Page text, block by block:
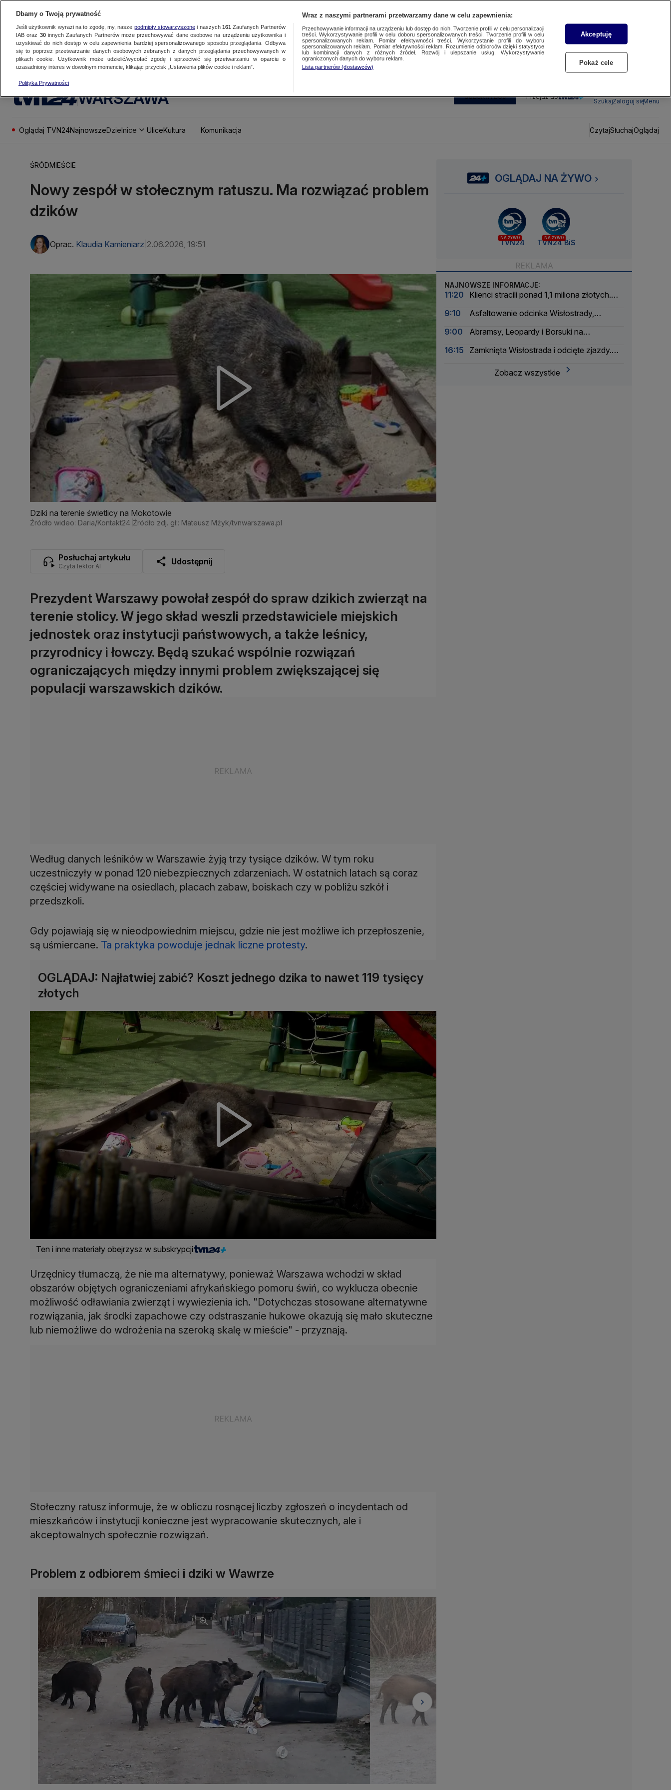
WARSZAWA SUBSKRYBUJ Przejdź do
SzukajZaloguj sięMenu
Oglądaj TVN24NajnowszeDzielnice UliceKultura Komunikacja CzytajSłuchajOglądaj
ŚRÓDMIEŚCIE
Nowy zespół w stołecznym ratuszu. Ma rozwiązać problem
dzików
Oprac. Klaudia Kamieniarz 2.06.2026, 19:51
Dziki na terenie świetlicy na Mokotowie
Źródło wideo: Daria/Kontakt24 Źródło zdj. gł.: Mateusz Mżyk/tvnwarszawa.pl
Posłuchaj artykułu
Czyta lektor AI Udostępnij
Prezydent Warszawy powołał zespół do spraw dzikich zwierząt na
terenie stolicy. W jego skład weszli przedstawiciele miejskich
jednostek oraz instytucji państwowych, a także leśnicy,
przyrodnicy i łowczy. Będą szukać wspólnie rozwiązań
ograniczających między innymi problem zwiększającej się
populacji warszawskich dzików.
Według danych leśników w Warszawie żyją trzy tysiące dzików. W tym roku
uczestniczyły w ponad 120 niebezpiecznych zdarzeniach. W ostatnich latach są coraz
częściej widywane na osiedlach, placach zabaw, boiskach czy w pobliżu szkół i
przedszkoli.
Gdy pojawiają się w nieodpowiednim miejscu, gdzie nie jest możliwe ich przepłoszenie,
są uśmiercane. Ta praktyka powoduje jednak liczne protesty.
OGLĄDAJ: Najłatwiej zabić? Koszt jednego dzika to nawet 119 tysięcy
złotych
Ten i inne materiały obejrzysz w subskrypcji
Urzędnicy tłumaczą, że nie ma alternatywy, ponieważ Warszawa wchodzi w skład
obszarów objętych ograniczeniami afrykańskiego pomoru świń, co wyklucza obecnie
możliwość odławiania zwierząt i wywiezienia ich. "Dotychczas stosowane alternatywne
rozwiązania, jak środki zapachowe czy odstraszanie hukowe okazują się mało skuteczne
lub niemożliwe do wdrożenia na szeroką skalę w mieście" - przyznają.
Stołeczny ratusz informuje, że w obliczu rosnącej liczby zgłoszeń o incydentach od
mieszkańców i instytucji konieczne jest wypracowanie skutecznych, ale i
akceptowalnych społecznie rozwiązań.
Problem z odbiorem śmieci i dziki w Wawrze
OGLĄDAJ NA ŻYWO
NA ŻYWO
TVN24
NA ŻYWO
TVN24 BiS
NAJNOWSZE INFORMACJE:
11:20
Klienci stracili ponad 1,1 miliona złotych.
9:10
Asfaltowanie odcinka Wisłostrady,
9:00
Abramsy, Leopardy i Borsuki na
16:15
Zamknięta Wisłostrada i odcięte zjazdy.
Zobacz wszystkie
Dbamy o Twoją prywatność
Jeśli użytkownik wyrazi na to zgodę, my, nasze podmioty stowarzyszonei naszych 161 Zaufanych Partnerów
IAB oraz 30innych Zaufanych Partnerów może przechowywać dane osobowe na urządzeniu użytkownika i
uzyskiwać do nich dostęp w celu zapewnienia bardziej spersonalizowanego sposobu przeglądania. Odbywa
się to poprzez przetwarzanie danych osobowych zebranych z danych przeglądania przechowywanych w
plikach cookie. Użytkownik może udzielić/wycofać zgodę i sprzeciwić się przetwarzaniu w oparciu o
uzasadniony interes w dowolnym momencie, klikając przycisk „Ustawienia plików cookie i reklam”.
Polityka Prywatności
Wraz z naszymi partnerami przetwarzamy dane w celu zapewnienia:
Przechowywanie informacji na urządzeniu lub dostęp do nich. Tworzenie profili w celu personalizacji
treści. Wykorzystywanie profili w celu doboru spersonalizowanych treści. Tworzenie profili w celu
spersonalizowanych reklam. Pomiar efektywności treści. Wykorzystanie profili do wyboru
spersonalizowanych reklam. Pomiar efektywności reklam. Rozumienie odbiorców dzięki statystyce
lub kombinacji danych z różnych źródeł. Rozwój i ulepszanie usług. Wykorzystywanie
ograniczonych danych do wyboru reklam.
Lista partnerów (dostawców)
Akceptuję
Pokaż cele